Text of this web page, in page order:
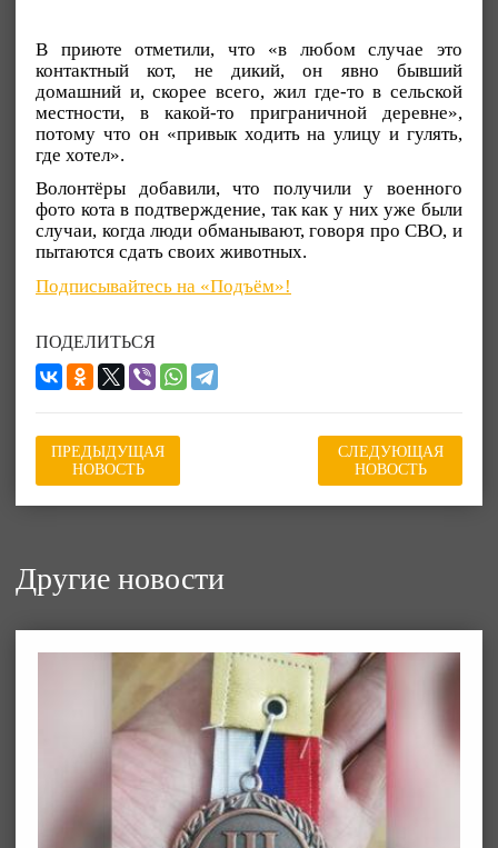
В приюте отметили, что «в любом случае это
контактный кот, не дикий, он явно бывший
домашний и, скорее всего, жил где-то в сельской
местности, в какой-то приграничной деревне»,
потому что он «привык ходить на улицу и гулять,
где хотел».
Волонтёры добавили, что получили у военного
фото кота в подтверждение, так как у них уже были
случаи, когда люди обманывают, говоря про СВО, и
пытаются сдать своих животных.
Подписывайтесь на «Подъём»!
ПОДЕЛИТЬСЯ
ПРЕДЫДУЩАЯ
НОВОСТЬ
СЛЕДУЮЩАЯ
НОВОСТЬ
Другие новости